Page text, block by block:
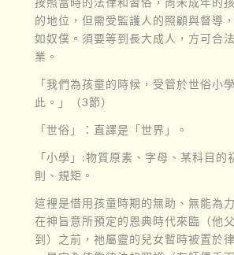
的地位，但需受監護人的照顧與督導
如奴僕。須要等到長大成人，方可合
業。
「我們為孩童的時候，受管於世俗小
此。」（3節）
「世俗」：直譯是「世界」。
「小學」:物質原素、字母、某科目的
則、規矩。
這裡是借用孩童時期的無助、無能為
在神旨意所預定的恩典時代來臨（他
到）之前，祂屬靈的兒女暫時被置於